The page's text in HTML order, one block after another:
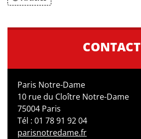
CONTACT
Paris Notre-Dame
10 rue du Cloître Notre-Dame
75004 Paris
Tél : 01 78 91 92 04
parisnotredame.fr